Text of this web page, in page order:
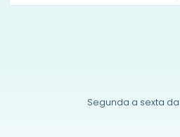
Segunda a sexta